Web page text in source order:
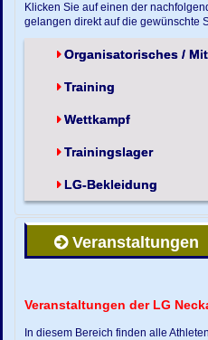
Klicken Sie auf einen der
gelangen direkt auf die gewünschte
Organisatorisches /
Training
Wettkampf
Trainingslager
LG-Bekleidung
Veranstaltungen
Veranstaltungen der LG
In diesem Bereich finden alle